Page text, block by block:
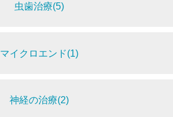
虫歯治療(5)
マイクロエンド(1)
神経の治療(2)